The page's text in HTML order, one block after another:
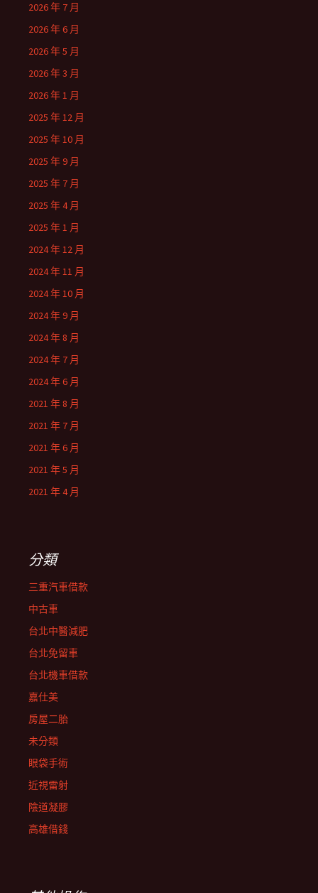
2026 年 7 月
2026 年 6 月
2026 年 5 月
2026 年 3 月
2026 年 1 月
2025 年 12 月
2025 年 10 月
2025 年 9 月
2025 年 7 月
2025 年 4 月
2025 年 1 月
2024 年 12 月
2024 年 11 月
2024 年 10 月
2024 年 9 月
2024 年 8 月
2024 年 7 月
2024 年 6 月
2021 年 8 月
2021 年 7 月
2021 年 6 月
2021 年 5 月
2021 年 4 月
分類
三重汽車借款
中古車
台北中醫減肥
台北免留車
台北機車借款
嘉仕美
房屋二胎
未分類
眼袋手術
近視雷射
陰道凝膠
高雄借錢